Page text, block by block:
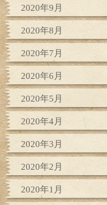
2020年9月
2020年8月
2020年7月
2020年6月
2020年5月
2020年4月
2020年3月
2020年2月
2020年1月